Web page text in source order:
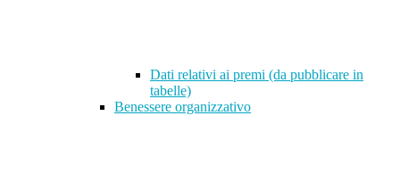
Dati relativi ai premi (da pubblicare in
tabelle)
Benessere organizzativo